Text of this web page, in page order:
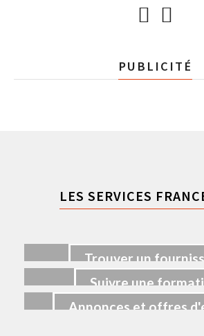
PUBLICITÉ
LES SERVICES
Trouver un
Suivre une
Annonces et offres